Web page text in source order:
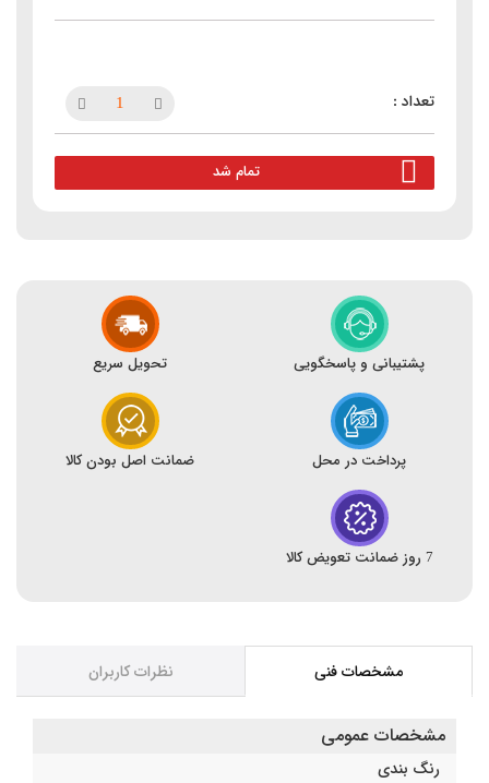
تمام شد
پشتیبانی و پاسخگویی تحویل سریع
پرداخت در محل ضمانت اصل بودن کالا
7 روز ضمانت تعویض کالا
مشخصات فنی نظرات کاربران
مشخصات عمومی
رنگ بندی